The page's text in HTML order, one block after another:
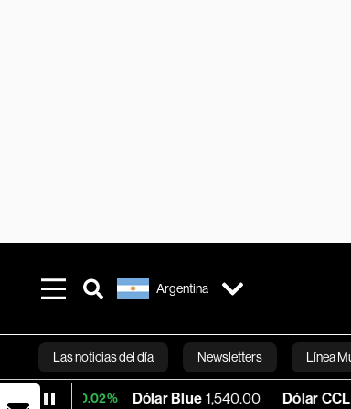
Argentina
Las noticias del día Newsletters Línea
Dólar Blue 1,540.00 Dólar CCL BYMA